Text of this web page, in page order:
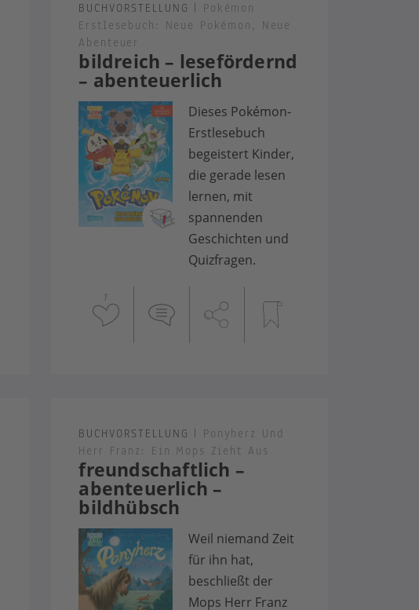
bildreich – lesefördernd
– abenteuerlich
BUCHVORSTELLUNG | Pokémon
Erstlesebuch: Neue Pokémon, Neue
Abenteuer
Dieses Pokémon-
Erstlesebuch
begeistert Kinder,
die gerade lesen
lernen, mit
spannenden
Geschichten und
Quizfragen.
1
freundschaftlich –
abenteuerlich –
bildhübsch
BUCHVORSTELLUNG | Ponyherz Und
Herr Franz: Ein Mops Zieht Aus
Weil niemand Zeit
für ihn hat,
beschließt der
Mops Herr Franz